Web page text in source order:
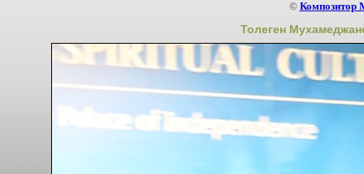
© Композитор
Толеген